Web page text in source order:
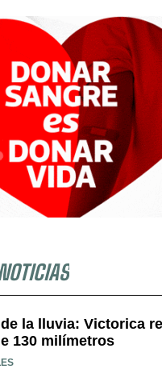
la lluvia: Victorica
130 milímetros